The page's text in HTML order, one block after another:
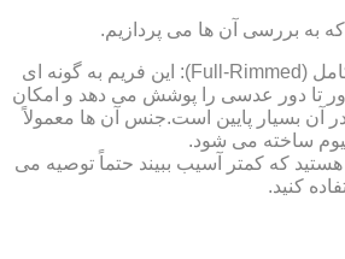
که به بررسی آن ها می پردازیم.
عینک های با فریم های کامل (Full-Rimmed): این فریم به گونه ای
تا دور عدسی را پوشش می دهد و امکان
آن بسیار پایین است.جنس آن ها معمولاً
ساخته می شود.
هستید که کمتر آسیب ببیند حتماً توصیه می
کنید.